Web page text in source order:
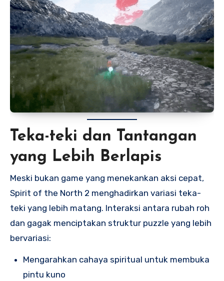
Teka-teki dan Tantangan
yang Lebih Berlapis
Meski bukan game yang menekankan aksi cepat,
Spirit of the North 2 menghadirkan variasi teka-
teki yang lebih matang. Interaksi antara rubah roh
dan gagak menciptakan struktur puzzle yang lebih
bervariasi:
Mengarahkan cahaya spiritual untuk membuka
pintu kuno